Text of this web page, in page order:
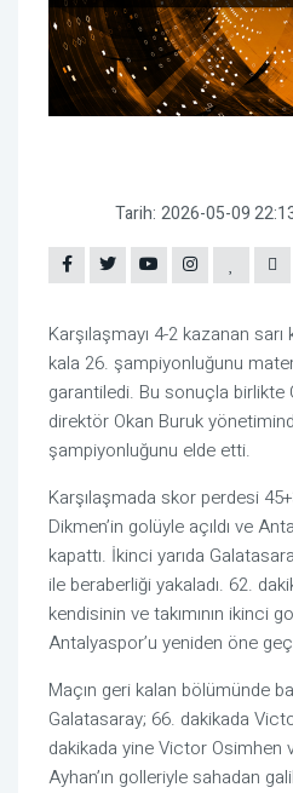
Tarih: 2026-05-09
Karşılaşmayı 4-2 kazanan sarı
kala 26. şampiyonluğunu
garantiledi. Bu sonuçla birlikte
direktör Okan Buruk
şampiyonluğunu elde etti.
Karşılaşmada skor perdesi
Dikmen’in golüyle açıldı ve
kapattı. İkinci yarıda
ile beraberliği yakaladı. 62.
kendisinin ve takımının ikinci
Antalyaspor’u yeniden öne
Maçın geri kalan bölümünde
Galatasaray; 66. dakikada
dakikada yine Victor Osimhen
Ayhan’ın golleriyle sahadan